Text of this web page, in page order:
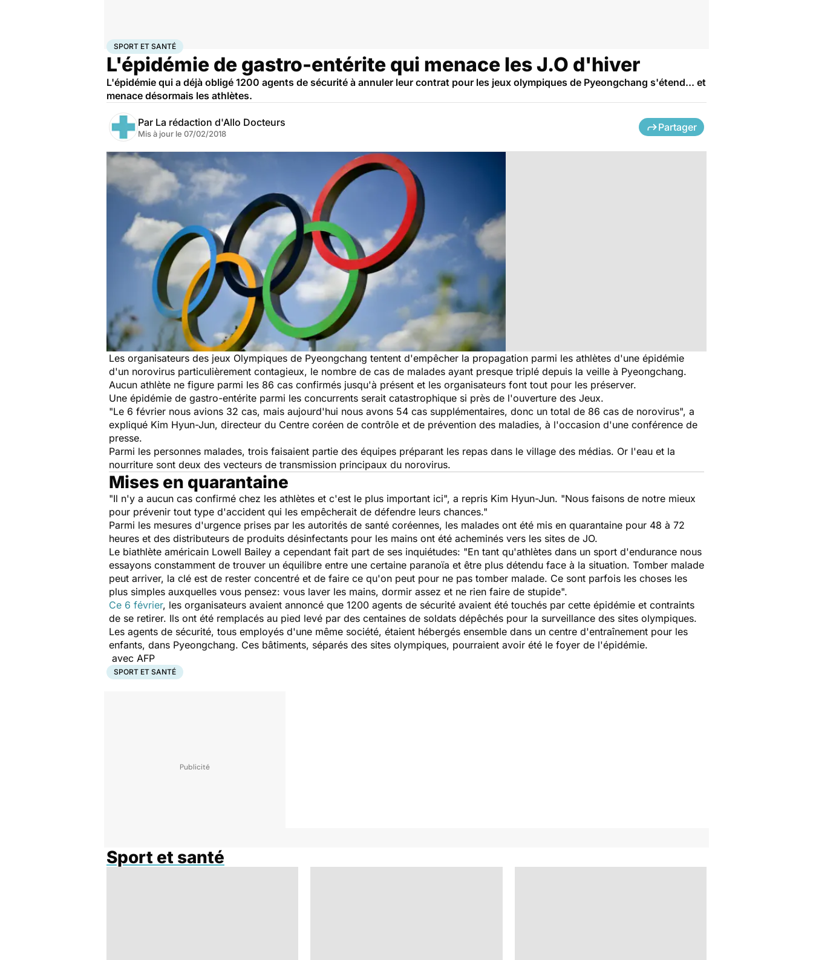
AccueilBien-êtreSport santé
SPORT ET SANTÉ
L'épidémie de gastro-entérite qui menace les J.O d'hiver
L'épidémie qui a déjà obligé 1200 agents de sécurité à annuler leur contrat pour les jeux olympiques de Pyeongchang s'étend... et
menace désormais les athlètes.
Par La rédaction d'Allo Docteurs
Mis à jour le 07/02/2018
Partager
Les organisateurs des jeux Olympiques de Pyeongchang tentent d'empêcher la propagation parmi les athlètes d'une épidémie
d'un norovirus particulièrement contagieux, le nombre de cas de malades ayant presque triplé depuis la veille à Pyeongchang.
Aucun athlète ne figure parmi les 86 cas confirmés jusqu'à présent et les organisateurs font tout pour les préserver.
Une épidémie de gastro-entérite parmi les concurrents serait catastrophique si près de l'ouverture des Jeux.
"Le 6 février nous avions 32 cas, mais aujourd'hui nous avons 54 cas supplémentaires, donc un total de 86 cas de norovirus", a
expliqué Kim Hyun-Jun, directeur du Centre coréen de contrôle et de prévention des maladies, à l'occasion d'une conférence de
presse.
Parmi les personnes malades, trois faisaient partie des équipes préparant les repas dans le village des médias. Or l'eau et la
nourriture sont deux des vecteurs de transmission principaux du norovirus.
Mises en quarantaine
"Il n'y a aucun cas confirmé chez les athlètes et c'est le plus important ici", a repris Kim Hyun-Jun. "Nous faisons de notre mieux
pour prévenir tout type d'accident qui les empêcherait de défendre leurs chances."
Parmi les mesures d'urgence prises par les autorités de santé coréennes, les malades ont été mis en quarantaine pour 48 à 72
heures et des distributeurs de produits désinfectants pour les mains ont été acheminés vers les sites de JO.
Le biathlète américain Lowell Bailey a cependant fait part de ses inquiétudes: "En tant qu'athlètes dans un sport d'endurance nous
essayons constamment de trouver un équilibre entre une certaine paranoïa et être plus détendu face à la situation. Tomber malade
peut arriver, la clé est de rester concentré et de faire ce qu'on peut pour ne pas tomber malade. Ce sont parfois les choses les
plus simples auxquelles vous pensez: vous laver les mains, dormir assez et ne rien faire de stupide".
Ce 6 février, les organisateurs avaient annoncé que 1200 agents de sécurité avaient été touchés par cette épidémie et contraints
de se retirer. Ils ont été remplacés au pied levé par des centaines de soldats dépêchés pour la surveillance des sites olympiques.
Les agents de sécurité, tous employés d'une même société, étaient hébergés ensemble dans un centre d'entraînement pour les
enfants, dans Pyeongchang. Ces bâtiments, séparés des sites olympiques, pourraient avoir été le foyer de l'épidémie.
avec AFP
SPORT ET SANTÉ
Sport et santé